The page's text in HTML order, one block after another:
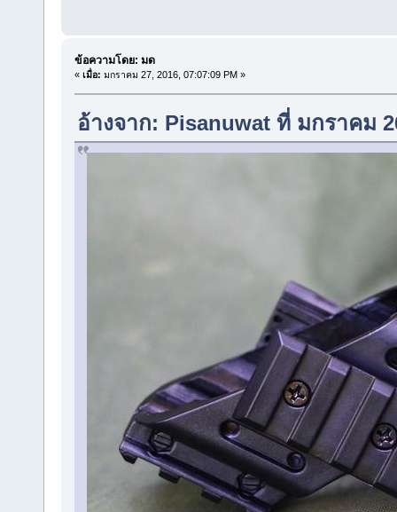
ข้อความโดย: มด
« เมื่อ: มกราคม 27, 2016, 07:07:09 PM »
อ้างจาก: Pisanuwat ที่ มกราคม